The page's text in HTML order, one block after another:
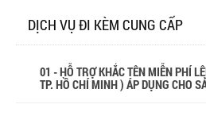
DỊCH VỤ ĐI KÈM CUNG CẤP
01 - HỖ TRỢ KHẮC TÊN MIỄN PHÍ
TP. HỒ CHÍ MINH ) ÁP DỤNG CHO